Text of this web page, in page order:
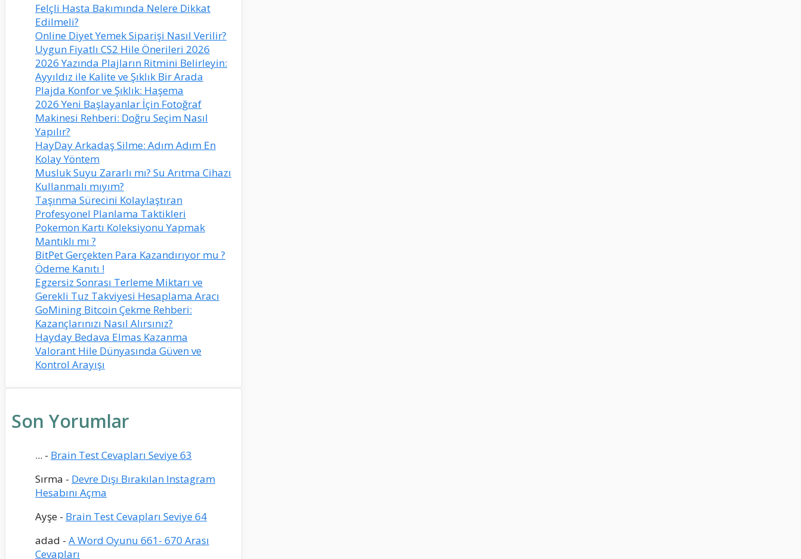
Felçli Hasta Bakımında Nelere Dikkat
Edilmeli?
Online Diyet Yemek Siparişi Nasıl Verilir?
Uygun Fiyatlı CS2 Hile Önerileri 2026
2026 Yazında Plajların Ritmini Belirleyin:
Ayyıldız ile Kalite ve Şıklık Bir Arada
Plajda Konfor ve Şıklık: Haşema
2026 Yeni Başlayanlar İçin Fotoğraf
Makinesi Rehberi: Doğru Seçim Nasıl
Yapılır?
HayDay Arkadaş Silme: Adım Adım En
Kolay Yöntem
Musluk Suyu Zararlı mı? Su Arıtma Cihazı
Kullanmalı mıyım?
Taşınma Sürecini Kolaylaştıran
Profesyonel Planlama Taktikleri
Pokemon Kartı Koleksiyonu Yapmak
Mantıklı mı ?
BitPet Gerçekten Para Kazandırıyor mu ?
Ödeme Kanıtı !
Egzersiz Sonrası Terleme Miktarı ve
Gerekli Tuz Takviyesi Hesaplama Aracı
GoMining Bitcoin Çekme Rehberi:
Kazançlarınızı Nasıl Alırsınız?
Hayday Bedava Elmas Kazanma
Valorant Hile Dünyasında Güven ve
Kontrol Arayışı
Son Yorumlar
... - Brain Test Cevapları Seviye 63
Sırma - Devre Dışı Bırakılan Instagram
Hesabını Açma
Ayşe - Brain Test Cevapları Seviye 64
adad - A Word Oyunu 661- 670 Arası
Cevapları